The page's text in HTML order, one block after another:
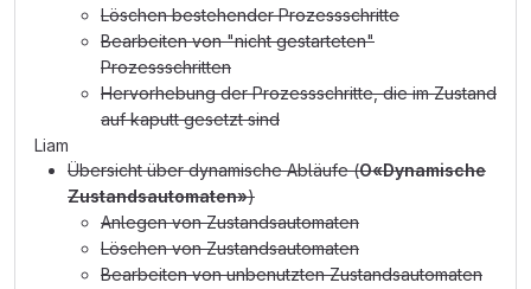
Löschen bestehender Prozessschritte
Bearbeiten von "nicht gestarteten"
Prozessschritten
Hervorhebung der Prozessschritte, die im Zustand
auf kaputt gesetzt sind
Liam
Übersicht über dynamische Abläufe (O«Dynamische
Zustandsautomaten»)
Anlegen von Zustandsautomaten
Löschen von Zustandsautomaten
Bearbeiten von unbenutzten Zustandsautomaten